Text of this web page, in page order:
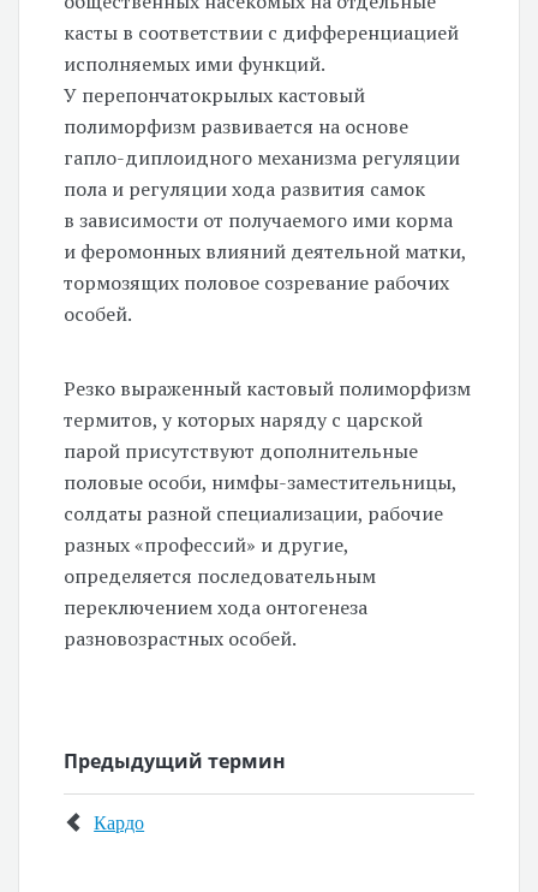
касты в соответствии с дифференциацией
исполняемых ими функций.
У перепончатокрылых кастовый
полиморфизм развивается на основе
гапло-диплоидного механизма регуляции
пола и регуляции хода развития самок
в зависимости от получаемого ими корма
и феромонных влияний деятельной матки,
тормозящих половое созревание рабочих
особей.
Резко выраженный кастовый полиморфизм
термитов, у которых наряду с царской
парой присутствуют дополнительные
половые особи, нимфы-заместительницы,
солдаты разной специализации, рабочие
разных «профессий» и другие,
определяется последовательным
переключением хода онтогенеза
разновозрастных особей.
Предыдущий термин
Кардо